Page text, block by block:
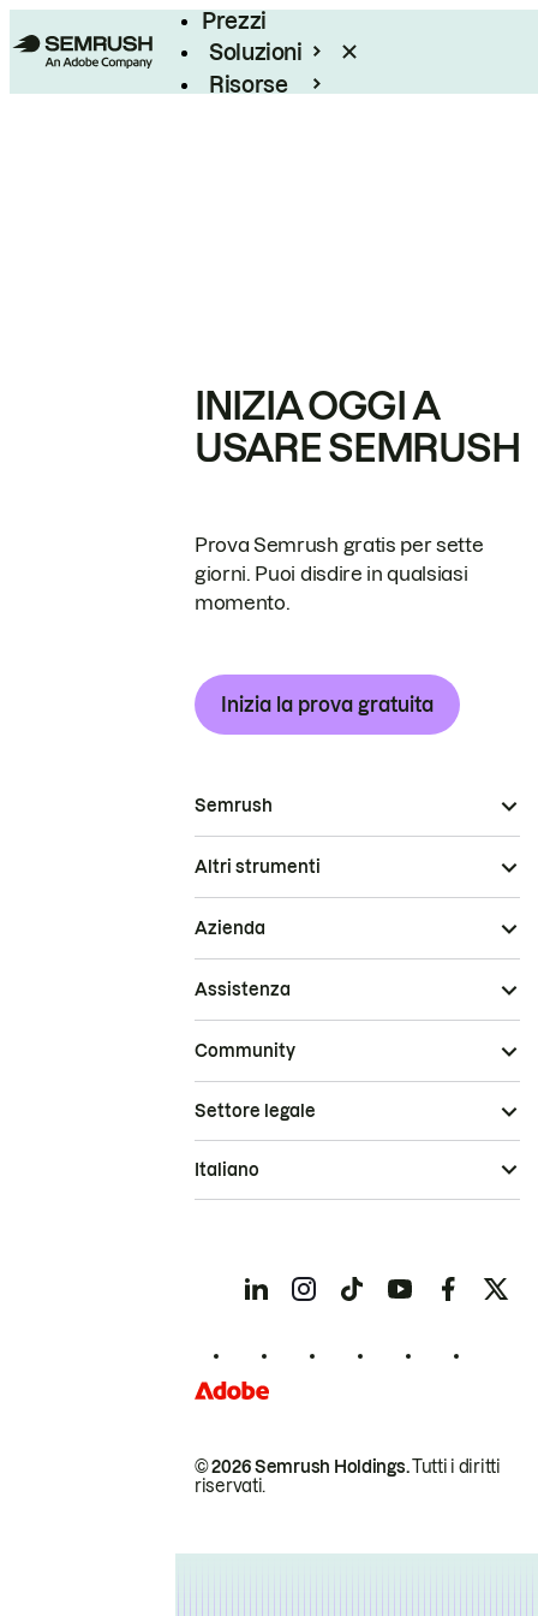
Prezzi
Soluzioni
Risorse
INIZIA OGGI A
USARE SEMRUSH
Prova Semrush gratis per sette
giorni. Puoi disdire in qualsiasi
momento.
Inizia la prova gratuita
Semrush
Altri strumenti
Azienda
Assistenza
Community
© 2026 Semrush Holdings.Tutti i diritti
riservati.
Settore legale
Italiano